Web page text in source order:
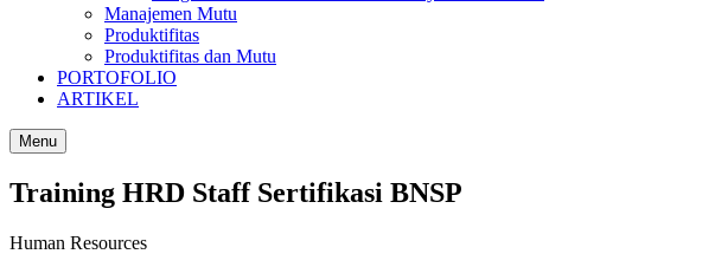
Manajemen Mutu
Produktifitas
Produktifitas dan Mutu
PORTOFOLIO
ARTIKEL
Menu
Training HRD Staff Sertifikasi BNSP
Human Resources